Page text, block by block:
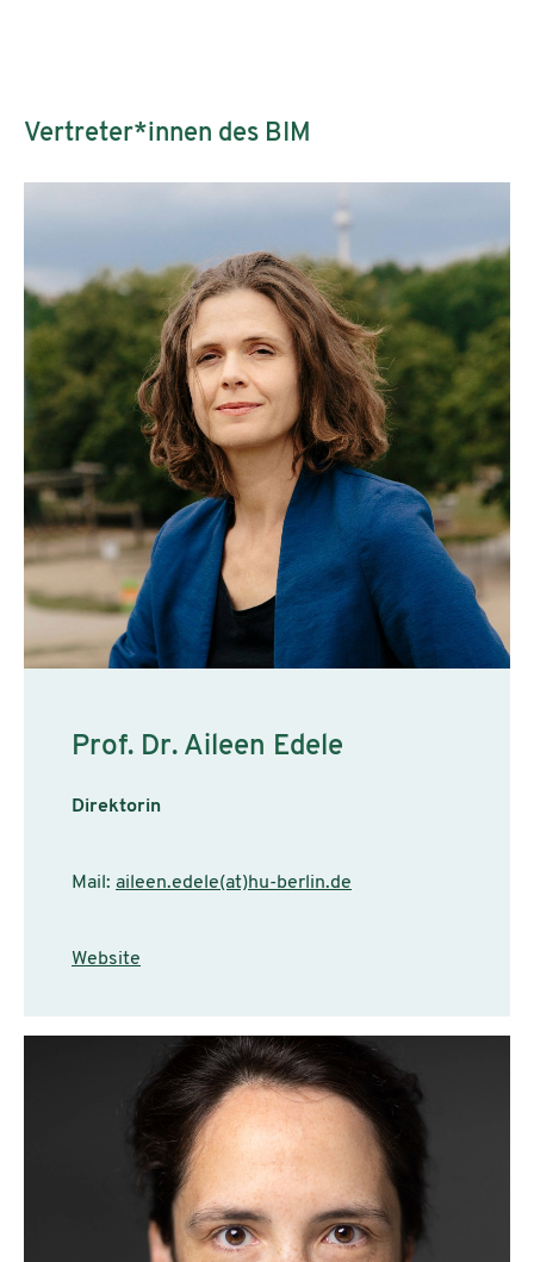
Vertreter*innen des BIM
Prof. Dr. Aileen Edele
Direktorin
Mail: aileen.edele(at)hu-berlin.de
Website